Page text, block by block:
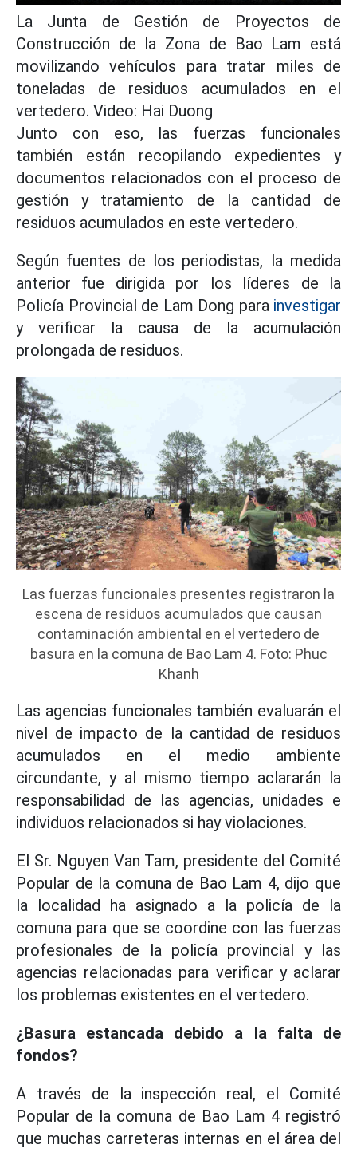
La Junta de Gestión de Proyectos de
Construcción de la Zona de Bao Lam está
movilizando vehículos para tratar miles de
toneladas de residuos acumulados en el
vertedero. Video: Hai Duong
Junto con eso, las fuerzas funcionales
también están recopilando expedientes y
documentos relacionados con el proceso de
gestión y tratamiento de la cantidad de
residuos acumulados en este vertedero.
Según fuentes de los periodistas, la medida
anterior fue dirigida por los líderes de la
Policía Provincial de Lam Dong para investigar
y verificar la causa de la acumulación
prolongada de residuos.
Las fuerzas funcionales presentes registraron la
escena de residuos acumulados que causan
contaminación ambiental en el vertedero de
basura en la comuna de Bao Lam 4. Foto: Phuc
Khanh
Las agencias funcionales también evaluarán el
nivel de impacto de la cantidad de residuos
acumulados en el medio ambiente
circundante, y al mismo tiempo aclararán la
responsabilidad de las agencias, unidades e
individuos relacionados si hay violaciones.
El Sr. Nguyen Van Tam, presidente del Comité
Popular de la comuna de Bao Lam 4, dijo que
la localidad ha asignado a la policía de la
comuna para que se coordine con las fuerzas
profesionales de la policía provincial y las
agencias relacionadas para verificar y aclarar
los problemas existentes en el vertedero.
¿Basura estancada debido a la falta de
fondos?
A través de la inspección real, el Comité
Popular de la comuna de Bao Lam 4 registró
que muchas carreteras internas en el área del